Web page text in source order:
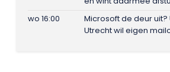
wo 16:00
Microsoft de deur uit?
Utrecht wil eigen